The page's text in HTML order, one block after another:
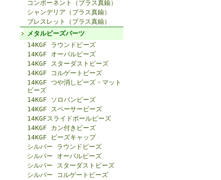
コンポーネント（ブラス真鍮）
シャンデリア（ブラス真鍮）
ブレスレット（ブラス真鍮）
メタルビーズパーツ
14KGF ラウンドビーズ
14KGF オーバルビーズ
14KGF スターダストビーズ
14KGF コルゲートビーズ
14KGF つや消しビーズ・マット
ビーズ
14KGF ソロバンビーズ
14KGF スペーサービーズ
14KGFスライドボールビーズ
14KGF カン付きビーズ
14KGF ビーズキャップ
シルバー ラウンドビーズ
シルバー オーバルビーズ
シルバー スターダストビーズ
シルバー コルゲートビーズ